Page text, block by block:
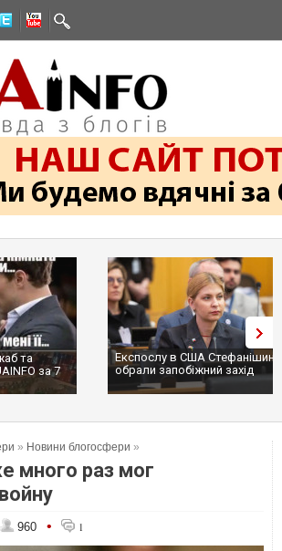
Трамп не передасть Україні
сотні ракет до Patriot, бо у
» Новини блогосфери »
много раз мог
960 • 1